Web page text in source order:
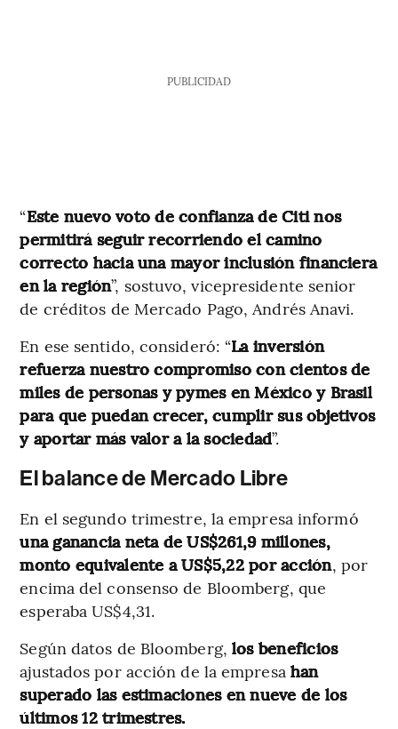
PUBLICIDAD
“Este nuevo voto de confianza de Citi nos
permitirá seguir recorriendo el camino
correcto hacia una mayor inclusión financiera
en la región”, sostuvo, vicepresidente senior
de créditos de Mercado Pago, Andrés Anavi.
En ese sentido, consideró: “La inversión
refuerza nuestro compromiso con cientos de
miles de personas y pymes en México y Brasil
para que puedan crecer, cumplir sus objetivos
y aportar más valor a la sociedad”.
El balance de Mercado Libre
En el segundo trimestre, la empresa informó
una ganancia neta de US$261,9 millones,
monto equivalente a US$5,22 por acción, por
encima del consenso de Bloomberg, que
esperaba US$4,31.
Según datos de Bloomberg, los beneficios
ajustados por acción de la empresa han
superado las estimaciones en nueve de los
últimos 12 trimestres.